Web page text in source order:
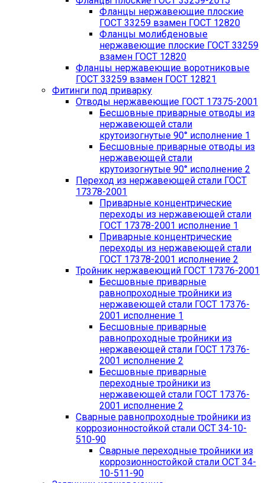
Фланцы нержавеющие плоские
ГОСТ 33259 взамен ГОСТ 12820
Фланцы молибденовые
нержавеющие плоские ГОСТ 33259
взамен ГОСТ 12820
Фланцы нержавеющие воротниковые
ГОСТ 33259 взамен ГОСТ 12821
Фитинги под приварку
Отводы нержавеющие ГОСТ 17375-2001
Бесшовные приварные отводы из
нержавеющей стали
крутоизогнутые 90° исполнение 1
Бесшовные приварные отводы из
нержавеющей стали
крутоизогнутые 90° исполнение 2
Переход из нержавеющей стали ГОСТ
17378-2001
Приварные концентрические
переходы из нержавеющей стали
ГОСТ 17378-2001 исполнение 1
Приварные концентрические
переходы из нержавеющей стали
ГОСТ 17378-2001 исполнение 2
Тройник нержавеющий ГОСТ 17376-2001
Бесшовные приварные
равнопроходные тройники из
нержавеющей стали ГОСТ 17376-
2001 исполнение 1
Бесшовные приварные
равнопроходные тройники из
нержавеющей стали ГОСТ 17376-
2001 исполнение 2
Бесшовные приварные
переходные тройники из
нержавеющей стали ГОСТ 17376-
2001 исполнение 2
Сварные равнопроходные тройники из
коррозионностойкой стали ОСТ 34-10-
510-90
Сварные переходные тройники из
коррозионностойкой стали ОСТ 34-
10-511-90